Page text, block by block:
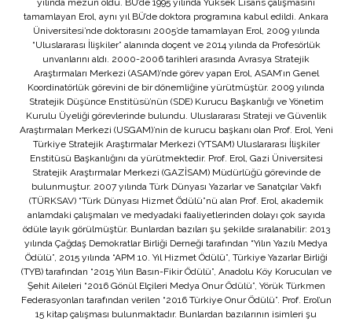
yılında mezun oldu. BÜ’de 1995 yılında Yüksek Lisans çalışmasını
tamamlayan Erol, aynı yıl BÜ’de doktora programına kabul edildi. Ankara
Üniversitesi’nde doktorasını 2005’de tamamlayan Erol, 2009 yılında
“Uluslararası İlişkiler” alanında doçent ve 2014 yılında da Profesörlük
unvanlarını aldı. 2000-2006 tarihleri arasında Avrasya Stratejik
Araştırmaları Merkezi (ASAM)’nde görev yapan Erol, ASAM’ın Genel
Koordinatörlük görevini de bir dönemliğine yürütmüştür. 2009 yılında
Stratejik Düşünce Enstitüsü’nün (SDE) Kurucu Başkanlığı ve Yönetim
Kurulu Üyeliği görevlerinde bulundu. Uluslararası Strateji ve Güvenlik
Araştırmaları Merkezi (USGAM)’nin de kurucu başkanı olan Prof. Erol, Yeni
Türkiye Stratejik Araştırmalar Merkezi (YTSAM) Uluslararası İlişkiler
Enstitüsü Başkanlığını da yürütmektedir. Prof. Erol, Gazi Üniversitesi
Stratejik Araştırmalar Merkezi (GAZİSAM) Müdürlüğü görevinde de
bulunmuştur. 2007 yılında Türk Dünyası Yazarlar ve Sanatçılar Vakfı
(TÜRKSAV) “Türk Dünyası Hizmet Ödülü”nü alan Prof. Erol, akademik
anlamdaki çalışmaları ve medyadaki faaliyetlerinden dolayı çok sayıda
ödüle layık görülmüştür. Bunlardan bazıları şu şekilde sıralanabilir: 2013
yılında Çağdaş Demokratlar Birliği Derneği tarafından “Yılın Yazılı Medya
Ödülü”, 2015 yılında “APM 10. Yıl Hizmet Ödülü”, Türkiye Yazarlar Birliği
(TYB) tarafından “2015 Yılın Basın-Fikir Ödülü”, Anadolu Köy Korucuları ve
Şehit Aileleri “2016 Gönül Elçileri Medya Onur Ödülü”, Yörük Türkmen
Federasyonları tarafından verilen “2016 Türkiye Onur Ödülü”. Prof. Erol’un
15 kitap çalışması bulunmaktadır. Bunlardan bazılarının isimleri şu